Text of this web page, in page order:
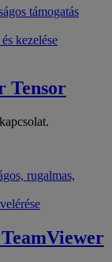
támogatás
kezelése
Tensor
rugalmas,
TeamViewer